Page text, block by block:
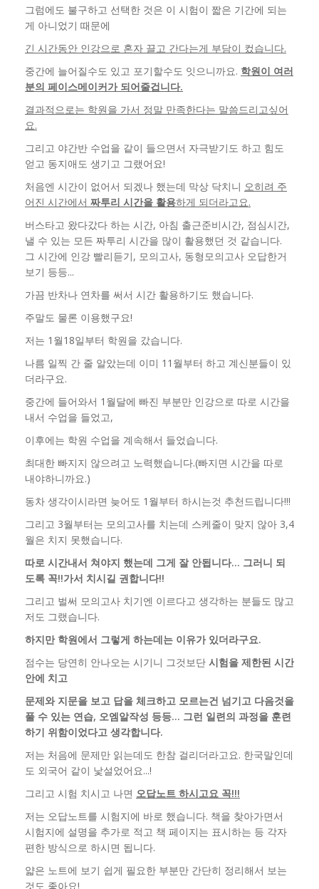
그럼에도 불구하고 선택한 것은 이 시험이 짧은 기간에 되는
게 아니었기 때문에
긴 시간동안 인강으로 혼자 끌고 간다는게 부담이 컸습니다.
중간에 늘어질수도 있고 포기할수도 잇으니까요. 학원이 여러
분의 페이스메이커가 되어줄겁니다.
결과적으로는 학원을 가서 정말 만족한다는 말씀드리고싶어
요.
그리고 야간반 수업을 같이 들으면서 자극받기도 하고 힘도
얻고 동지애도 생기고 그랬어요!
처음엔 시간이 없어서 되겠나 했는데 막상 닥치니 오히려 주
어진 시간에서 짜투리 시간을 활용하게 되더라고요.
버스타고 왔다갔다 하는 시간, 아침 출근준비시간, 점심시간,
낼 수 있는 모든 짜투리 시간을 많이 활용했던 것 같습니다.
그 시간에 인강 빨리듣기, 모의고사, 동형모의고사 오답한거
보기 등등...
가끔 반차나 연차를 써서 시간 활용하기도 했습니다.
주말도 물론 이용했구요!
저는 1월18일부터 학원을 갔습니다.
나름 일찍 간 줄 알았는데 이미 11월부터 하고 계신분들이 있
더라구요.
중간에 들어와서 1월달에 빠진 부분만 인강으로 따로 시간을
내서 수업을 들었고,
이후에는 학원 수업을 계속해서 들었습니다.
최대한 빠지지 않으려고 노력했습니다.(빠지면 시간을 따로
내야하니까요.)
동차 생각이시라면 늦어도 1월부터 하시는것 추천드립니다!!!
그리고 3월부터는 모의고사를 치는데 스케줄이 맞지 않아 3,4
월은 치지 못했습니다.
따로 시간내서 쳐야지 했는데 그게 잘 안됩니다... 그러니 되
도록 꼭!!가서 치시길 권합니다!!
그리고 벌써 모의고사 치기엔 이르다고 생각하는 분들도 많고
저도 그랬습니다.
하지만 학원에서 그렇게 하는데는 이유가 있더라구요.
점수는 당연히 안나오는 시기니 그것보단 시험을 제한된 시간
안에 치고
문제와 지문을 보고 답을 체크하고 모르는건 넘기고 다음것을
풀 수 있는 연습, 오엠알작성 등등... 그런 일련의 과정을 훈련
하기 위함이었다고 생각합니다.
저는 처음에 문제만 읽는데도 한참 걸리더라고요. 한국말인데
도 외국어 같이 낯설었어요...!
그리고 시험 치시고 나면 오답노트 하시고요 꼭!!!
저는 오답노트를 시험지에 바로 했습니다. 책을 찾아가면서
시험지에 설명을 추가로 적고 책 페이지는 표시하는 등 각자
편한 방식으로 하시면 됩니다.
얇은 노트에 보기 쉽게 필요한 부분만 간단히 정리해서 보는
것도 좋아요!